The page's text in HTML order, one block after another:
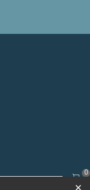
Panier
0